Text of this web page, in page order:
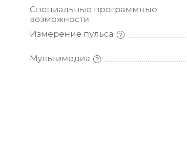
Специальные программные
возможности
Измерение пульса
Мультимедиа